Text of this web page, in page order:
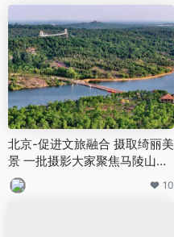
北京-促进文旅融合 摄取绮丽美
景 一批摄影大家聚焦马陵山旅
游景区
10